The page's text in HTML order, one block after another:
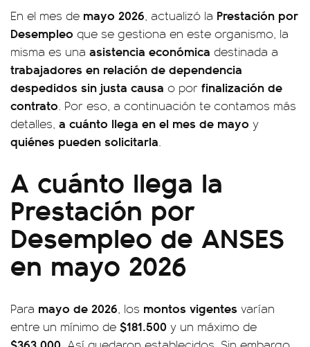
En el mes de mayo 2026, actualizó la Prestación por
Desempleo que se gestiona en este organismo, la
misma es una asistencia económica destinada a
trabajadores en relación de dependencia
despedidos sin justa causa o por finalización de
contrato. Por eso, a continuación te contamos más
detalles, a cuánto llega en el mes de mayo y
quiénes pueden solicitarla.
A cuánto llega la
Prestación por
Desempleo de ANSES
en mayo 2026
Para mayo de 2026, los montos vigentes varían
entre un mínimo de $181.500 y un máximo de